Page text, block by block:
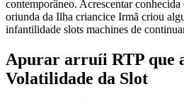
contemporâneo. Acrescentar
oriunda da Ilha criancice Irmã criou
infantilidade slots machines de
Apurar arruíi RTP que
Volatilidade da Slot